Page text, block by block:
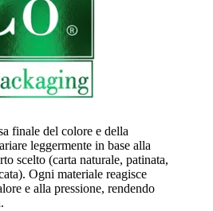
finale del colore e della
leggermente in base alla
scelto (carta naturale, patinata,
Ogni materiale reagisce
e alla pressione, rendendo